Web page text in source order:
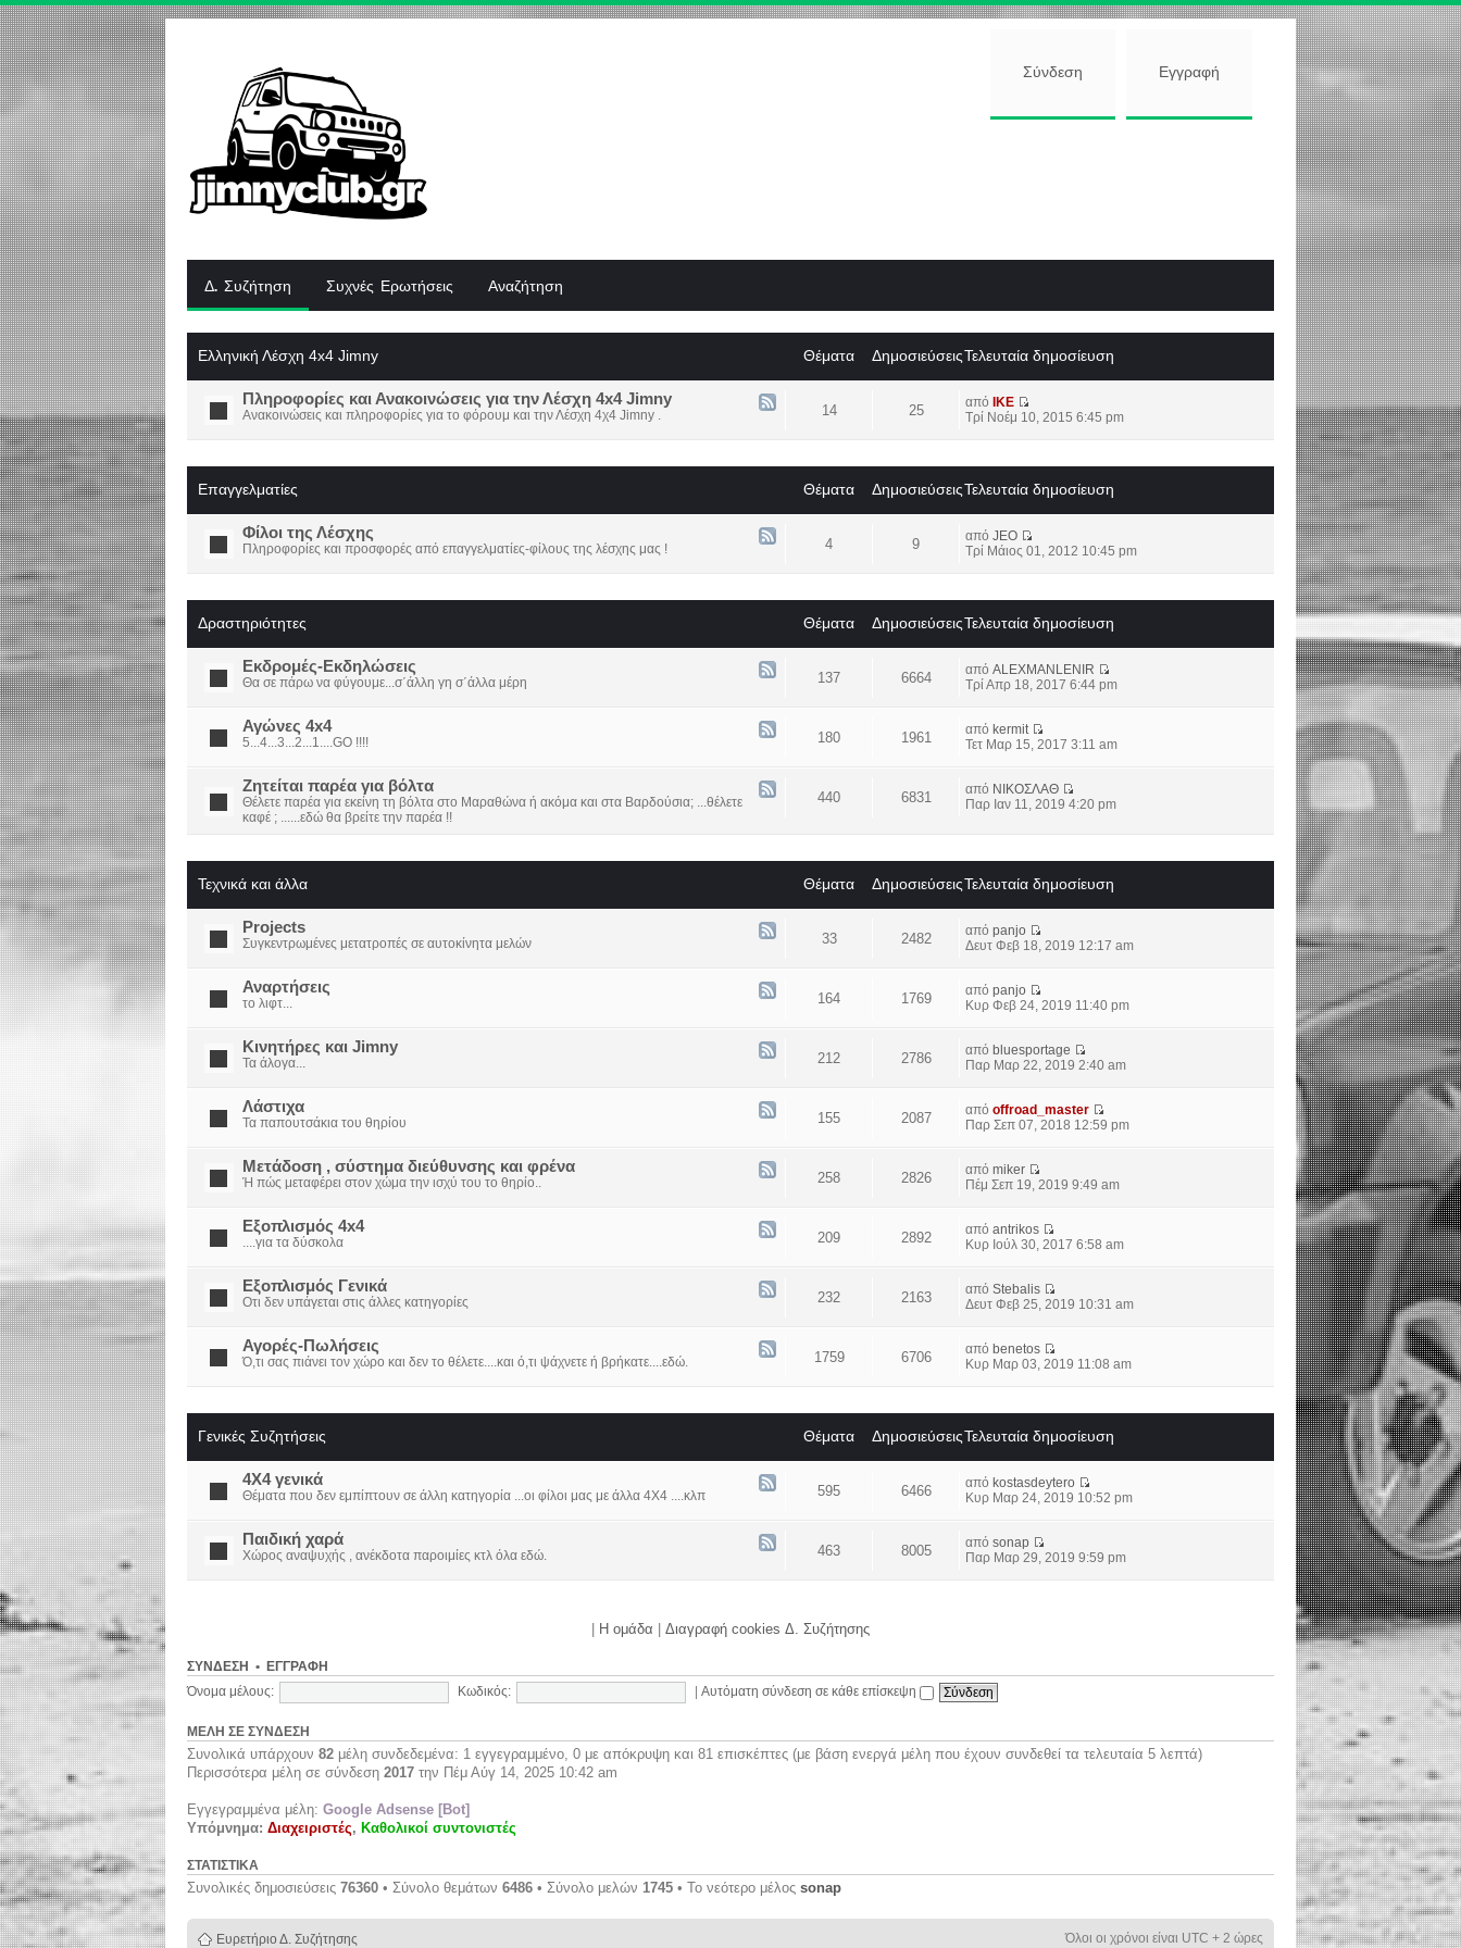
Σύνδεση Εγγραφή
Δ. Συζήτηση Συχνές Ερωτήσεις Αναζήτηση
Ελληνική Λέσχη 4x4 Jimny Θέματα ΔημοσιεύσειςΤελευταία δημοσίευση
Πληροφορίες και Ανακοινώσεις για την Λέσχη 4x4 Jimny
Ανακοινώσεις και πληροφορίες για το φόρουμ και την Λέσχη 4χ4 Jimny . 14 25 από
IKE
Τρί Νοέμ 10, 2015 6:45 pm
Επαγγελματίες Θέματα ΔημοσιεύσειςΤελευταία δημοσίευση
Φίλοι της Λέσχης
Πληροφορίες και προσφορές από επαγγελματίες-φίλους της λέσχης μας ! 4 9 απόJEO
Τρί Μάιος 01, 2012 10:45 pm
Δραστηριότητες Θέματα ΔημοσιεύσειςΤελευταία δημοσίευση
Εκδρομές-Εκδηλώσεις
Θα σε πάρω να φύγουμε...σ΄άλλη γη σ΄άλλα μέρη 137 6664 απόALEXMANLENIR
Τρί Απρ 18, 2017 6:44 pm
Αγώνες 4x4
5...4...3...2...1....GO !!!! 180 1961 από kermit
Τετ Μαρ 15, 2017 3:11 am
Ζητείται παρέα για βόλτα
Θέλετε παρέα για εκείνη τη βόλτα στο Μαραθώνα ή ακόμα και στα Βαρδούσια; ...θέλετε
καφέ ; ......εδώ θα βρείτε την παρέα !!
440 6831 από ΝΙΚΟΣΛΑΘ
Παρ Ιαν 11, 2019 4:20 pm
Τεχνικά και άλλα Θέματα ΔημοσιεύσειςΤελευταία δημοσίευση
Projects
Συγκεντρωμένες μετατροπές σε αυτοκίνητα μελών 33 2482 απόpanjo
Δευτ Φεβ 18, 2019 12:17 am
Αναρτήσεις
το λιφτ... 164 1769 απόpanjo
Κυρ Φεβ 24, 2019 11:40 pm
Κινητήρες και Jimny
Τα άλογα... 212 2786 από bluesportage
Παρ Μαρ 22, 2019 2:40 am
Λάστιχα
Τα παπουτσάκια του θηρίου 155 2087 απόoffroad_master
Παρ Σεπ 07, 2018 12:59 pm
Μετάδοση , σύστημα διεύθυνσης και φρένα
Ή πώς μεταφέρει στον χώμα την ισχύ του το θηρίο.. 258 2826 απόmiker
Πέμ Σεπ 19, 2019 9:49 am
Εξοπλισμός 4x4
....για τα δύσκολα 209 2892 απόantrikos
Κυρ Ιούλ 30, 2017 6:58 am
Εξοπλισμός Γενικά
Οτι δεν υπάγεται στις άλλες κατηγορίες 232 2163 απόStebalis
Δευτ Φεβ 25, 2019 10:31 am
Αγορές-Πωλήσεις
Ό,τι σας πιάνει τον χώρο και δεν το θέλετε....και ό,τι ψάχνετε ή βρήκατε....εδώ. 1759 6706 από benetos
Κυρ Μαρ 03, 2019 11:08 am
Γενικές Συζητήσεις Θέματα ΔημοσιεύσειςΤελευταία δημοσίευση
4X4 γενικά
Θέματα που δεν εμπίπτουν σε άλλη κατηγορία ...οι φίλοι μας με άλλα 4Χ4 ....κλπ 595 6466 από kostasdeytero
Κυρ Μαρ 24, 2019 10:52 pm
Παιδική χαρά
Χώρος αναψυχής , ανέκδοτα παροιμίες κτλ όλα εδώ. 463 8005 απόsonap
Παρ Μαρ 29, 2019 9:59 pm
Η ομάδα Διαγραφή cookies Δ. Συζήτησης
ΣΎΝΔΕΣΗ • ΕΓΓΡΑΦΉ
Όνομα μέλους: Κωδικός: Αυτόματη σύνδεση σε κάθε επίσκεψη
ΜΈΛΗ ΣΕ ΣΎΝΔΕΣΗ
Συνολικά υπάρχουν 82 μέλη συνδεδεμένα: 1 εγγεγραμμένο, 0 με απόκρυψη και 81 επισκέπτες (με βάση ενεργά μέλη που έχουν συνδεθεί τα τελευταία 5 λεπτά)
Περισσότερα μέλη σε σύνδεση 2017 την Πέμ Αύγ 14, 2025 10:42 am
Εγγεγραμμένα μέλη: Google Adsense [Bot]
Υπόμνημα: Διαχειριστές, Καθολικοί συντονιστές
ΣΤΑΤΙΣΤΙΚΆ
Συνολικές δημοσιεύσεις 76360 • Σύνολο θεμάτων 6486 • Σύνολο μελών 1745 • Το νεότερο μέλος sonap
Ευρετήριο Δ. Συζήτησης Όλοι οι χρόνοι είναι UTC + 2 ώρες